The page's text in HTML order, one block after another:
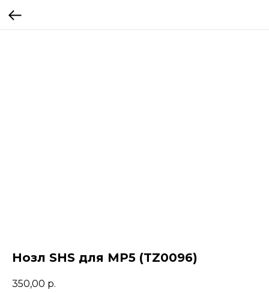
Нозл SHS для MP5 (TZ0096)
350,00 р.